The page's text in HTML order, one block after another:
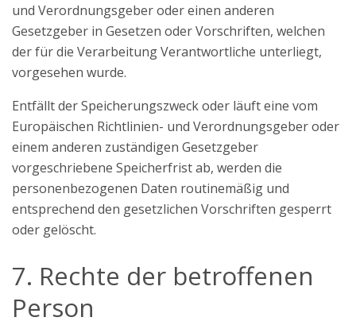
und Verordnungsgeber oder einen anderen
Gesetzgeber in Gesetzen oder Vorschriften, welchen
der für die Verarbeitung Verantwortliche unterliegt,
vorgesehen wurde.
Entfällt der Speicherungszweck oder läuft eine vom
Europäischen Richtlinien- und Verordnungsgeber oder
einem anderen zuständigen Gesetzgeber
vorgeschriebene Speicherfrist ab, werden die
personenbezogenen Daten routinemäßig und
entsprechend den gesetzlichen Vorschriften gesperrt
oder gelöscht.
7. Rechte der betroffenen
Person